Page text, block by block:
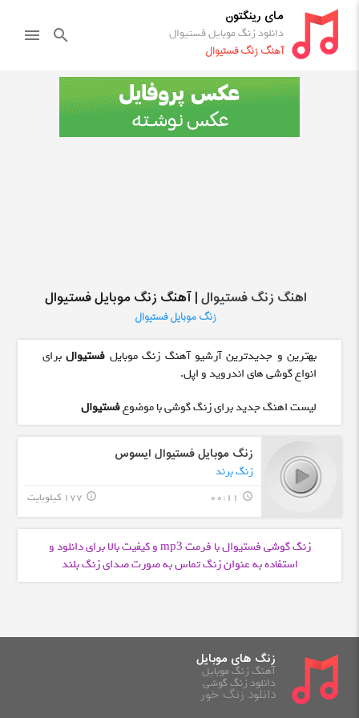
مای رینگتون
دانلود زنگ موبایل فستیوال
آهنگ زنگ فستیوال
search
menu
اهنگ زنگ فستیوال| آهنگ زنگ موبایل فستیوال
زنگ موبایل فستیوال
بهترین و جدیدترین آرشیو آهنگ زنگ موبایل فستیوالبرای
انواع گوشی های اندروید و اپل.
لیست اهنگ جدید برای زنگ گوشی با موضوعفستیوال
زنگ موبایل فستیوال ایسوس
زنگ برند
query_builder
00:11 177 کیلوبایت info_outline
زنگ گوشی فستیوال با فرمت mp3 و کیفیت بالا برای دانلود و
استفاده به عنوان زنگ تماس به صورت صدای زنگ بلند
زنگ های موبایل
آهنگ زنگ موبایل
دانلود زنگ گوشی
دانلود زنگ خور